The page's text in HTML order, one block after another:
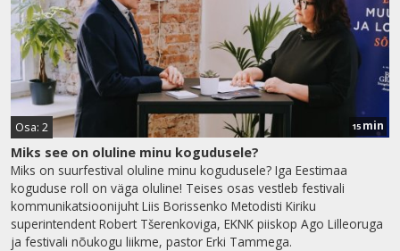
Osa: 2 15 min
Miks see on oluline minu kogudusele?
Miks on suurfestival oluline minu kogudusele? Iga Eestimaa
koguduse roll on väga oluline! Teises osas vestleb festivali
kommunikatsioonijuht Liis Borissenko Metodisti Kiriku
superintendent Robert Tšerenkoviga, EKNK piiskop Ago Lilleoruga
ja festivali nõukogu liikme, pastor Erki Tammega.